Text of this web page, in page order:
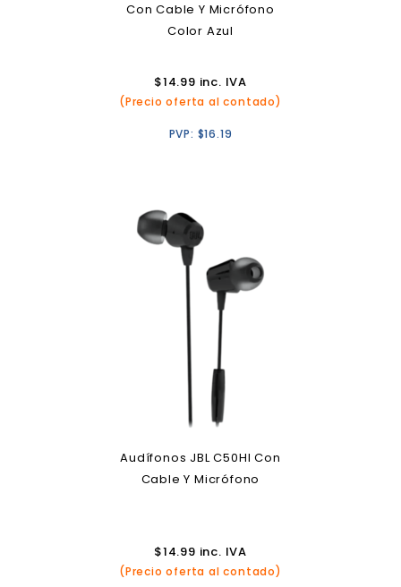
Con Cable Y Micrófono
Color Azul
$14.99 inc. IVA
(Precio oferta al contado)
PVP: $16.19
Audífonos JBL C50HI Con
Cable Y Micrófono
$14.99 inc. IVA
(Precio oferta al contado)